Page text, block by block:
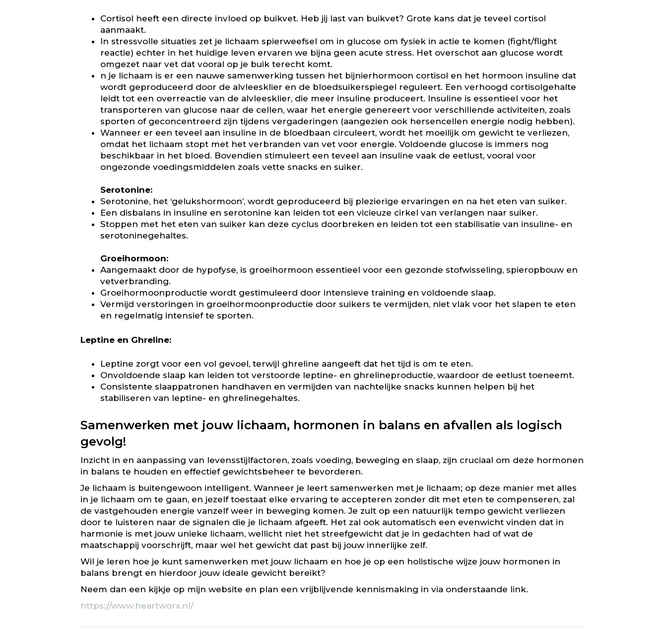
Cortisol heeft een directe invloed op buikvet. Heb jij last van buikvet? Grote kans dat je teveel cortisol
aanmaakt.
In stressvolle situaties zet je lichaam spierweefsel om in glucose om fysiek in actie te komen (fight/flight
reactie) echter in het huidige leven ervaren we bijna geen acute stress. Het overschot aan glucose wordt
omgezet naar vet dat vooral op je buik terecht komt.
n je lichaam is er een nauwe samenwerking tussen het bijnierhormoon cortisol en het hormoon insuline dat
wordt geproduceerd door de alvleesklier en de bloedsuikerspiegel reguleert. Een verhoogd cortisolgehalte
leidt tot een overreactie van de alvleesklier, die meer insuline produceert. Insuline is essentieel voor het
transporteren van glucose naar de cellen, waar het energie genereert voor verschillende activiteiten, zoals
sporten of geconcentreerd zijn tijdens vergaderingen (aangezien ook hersencellen energie nodig hebben).
Wanneer er een teveel aan insuline in de bloedbaan circuleert, wordt het moeilijk om gewicht te verliezen,
omdat het lichaam stopt met het verbranden van vet voor energie. Voldoende glucose is immers nog
beschikbaar in het bloed. Bovendien stimuleert een teveel aan insuline vaak de eetlust, vooral voor
ongezonde voedingsmiddelen zoals vette snacks en suiker.
Serotonine:
Serotonine, het ‘gelukshormoon’, wordt geproduceerd bij plezierige ervaringen en na het eten van suiker.
Een disbalans in insuline en serotonine kan leiden tot een vicieuze cirkel van verlangen naar suiker.
Stoppen met het eten van suiker kan deze cyclus doorbreken en leiden tot een stabilisatie van insuline- en
serotoninegehaltes.
Groeihormoon:
Aangemaakt door de hypofyse, is groeihormoon essentieel voor een gezonde stofwisseling, spieropbouw en
vetverbranding.
Groeihormoonproductie wordt gestimuleerd door intensieve training en voldoende slaap.
Vermijd verstoringen in groeihormoonproductie door suikers te vermijden, niet vlak voor het slapen te eten
en regelmatig intensief te sporten.
Leptine en Ghreline:
Leptine zorgt voor een vol gevoel, terwijl ghreline aangeeft dat het tijd is om te eten.
Onvoldoende slaap kan leiden tot verstoorde leptine- en ghrelineproductie, waardoor de eetlust toeneemt.
Consistente slaappatronen handhaven en vermijden van nachtelijke snacks kunnen helpen bij het
stabiliseren van leptine- en ghrelinegehaltes.
Samenwerken met jouw lichaam, hormonen in balans en afvallen als logisch
gevolg!
Inzicht in en aanpassing van levensstijlfactoren, zoals voeding, beweging en slaap, zijn cruciaal om deze hormonen
in balans te houden en effectief gewichtsbeheer te bevorderen.
Je lichaam is buitengewoon intelligent. Wanneer je leert samenwerken met je lichaam; op deze manier met alles
in je lichaam om te gaan, en jezelf toestaat elke ervaring te accepteren zonder dit met eten te compenseren, zal
de vastgehouden energie vanzelf weer in beweging komen. Je zult op een natuurlijk tempo gewicht verliezen
door te luisteren naar de signalen die je lichaam afgeeft. Het zal ook automatisch een evenwicht vinden dat in
harmonie is met jouw unieke lichaam, wellicht niet het streefgewicht dat je in gedachten had of wat de
maatschappij voorschrijft, maar wel het gewicht dat past bij jouw innerlijke zelf.
Wil je leren hoe je kunt samenwerken met jouw lichaam en hoe je op een holistische wijze jouw hormonen in
balans brengt en hierdoor jouw ideale gewicht bereikt?
Neem dan een kijkje op mijn website en plan een vrijblijvende kennismaking in via onderstaande link.
https://www.heartworx.nl/